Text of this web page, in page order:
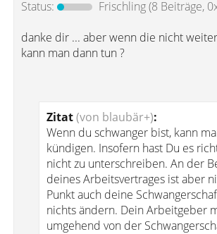
Status:
Frischling(8 Beiträge,
danke dir ... aber wenn die nicht
kann man dann tun ?
Zitat(von blaubär+):
Wenn du schwanger bist, kann
kündigen. Insofern hast Du es
nicht zu unterschreiben. An der
deines Arbeitsvertrages ist aber
Punkt auch deine
nichts ändern. Dein Arbeitgeber
umgehend von der